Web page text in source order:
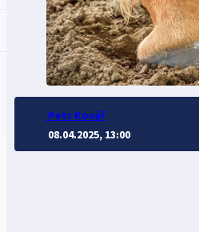
Petr Kovář
08.04.2025, 13:00